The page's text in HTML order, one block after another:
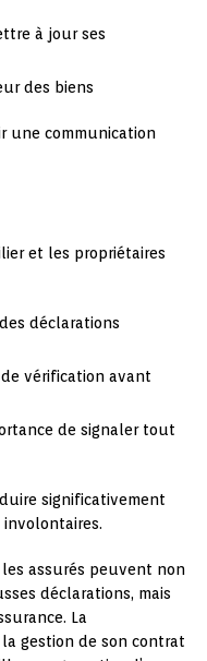
à jour ses
des biens
une communication
et les propriétaires
déclarations
vérification avant
de signaler tout
significativement
assurés peuvent non
déclarations, mais
La
gestion de son contrat